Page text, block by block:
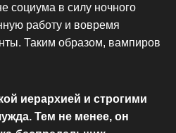
социума в силу ночного
работу и вовремя
Таким образом, вампиров
иерархией и строгими
Тем не менее, он